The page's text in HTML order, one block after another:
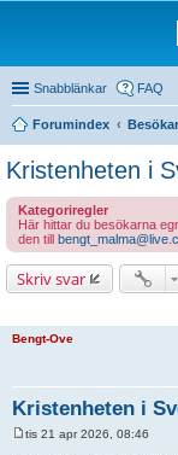
Snabblänkar FAQ
Forumindex
Kristenheten i
Kategoriregler
Här hittar du besökarna
den till
Skriv svar
Bengt-Ove
Kristenheten i
tis 21 apr 2026, 08:46